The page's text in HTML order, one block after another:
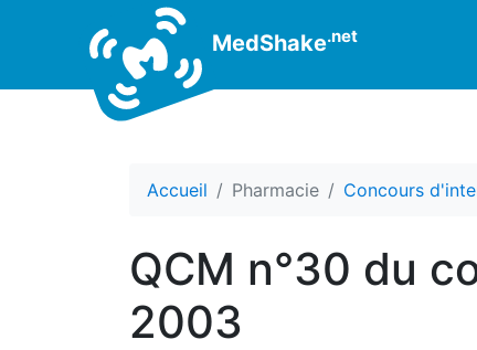
MedShake.net
Accueil Pharmacie Concours
QCM n°30 du
2003